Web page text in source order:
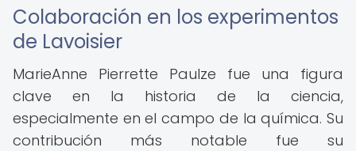
Colaboración en los experimentos
de Lavoisier
MarieAnne Pierrette Paulze fue una figura
clave en la historia de la ciencia,
especialmente en el campo de la química. Su
contribución más notable fue su